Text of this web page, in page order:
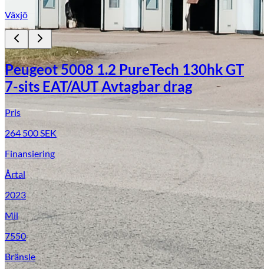
Växjö
Peugeot 5008 1.2 PureTech 130hk GT
7-sits EAT/AUT Avtagbar drag
Pris
264 500 SEK
Finansiering
Årtal
2023
Mil
7550
Bränsle